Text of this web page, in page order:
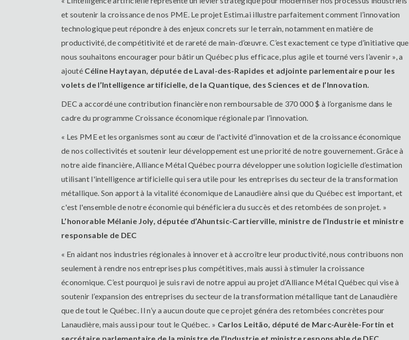
et soutenir la croissance de nos PME. Le projet Estim.ai illustre parfaitement comment l’innovation
technologique peut répondre à des enjeux concrets sur le terrain, notamment en matière de
productivité, de compétitivité et de rareté de main-d’œuvre. C’est exactement ce type d’initiative que
nous souhaitons encourager pour bâtir un Québec plus efficace, plus agile et tourné vers l’avenir », a
ajouté Céline Haytayan, députée de Laval-des-Rapides et adjointe parlementaire pour les
volets de l’Intelligence artificielle, de la Quantique, des Sciences et de l’Innovation.
DEC a accordé une contribution financière non remboursable de 370 000 $ à l’organisme dans le
cadre du programme Croissance économique régionale par l’innovation.
« Les PME et les organismes sont au cœur de l'activité d'innovation et de la croissance économique
de nos collectivités et soutenir leur développement est une priorité de notre gouvernement. Grâce à
notre aide financière, Alliance Métal Québec pourra développer une solution logicielle d’estimation
utilisant l'intelligence artificielle qui sera utile pour les entreprises du secteur de la transformation
métallique. Son apport à la vitalité économique de Lanaudière ainsi que du Québec est important, et
c'est l'ensemble de notre économie qui bénéficiera du succès et des retombées de son projet. »
L’honorable Mélanie Joly, députée d’Ahuntsic-Cartierville, ministre de l’Industrie et ministre
responsable de DEC
« En aidant nos industries régionales à innover et à accroître leur productivité, nous contribuons non
seulement à rendre nos entreprises plus compétitives, mais aussi à stimuler la croissance
économique. C’est pourquoi je suis ravi de notre appui au projet d’Alliance Métal Québec qui vise à
soutenir l’expansion des entreprises du secteur de la transformation métallique tant de Lanaudière
que de tout le Québec. Il n’y a aucun doute que ce projet généra des retombées concrètes pour
Lanaudière, mais aussi pour tout le Québec. » Carlos Leitão, député de Marc-Aurèle-Fortin et